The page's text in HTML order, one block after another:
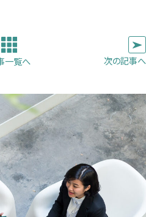
き
ま
す）
き
ま
す）
で
き
ま
す）
ー
一覧へ 次の記事へ